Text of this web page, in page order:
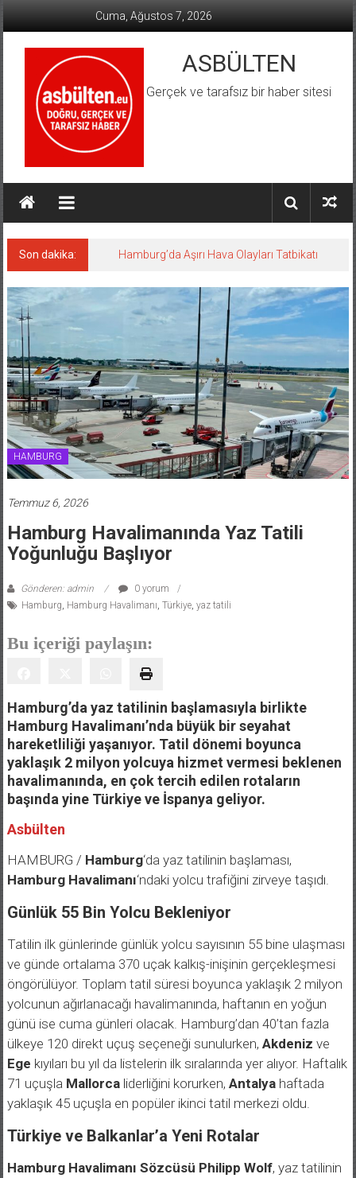
Cuma, Ağustos 7, 2026
ASBÜLTEN
Gerçek ve tarafsız bir haber sitesi
Son dakika: Hamburg’da Aşırı Hava Olayları Tatbikatı
HAMBURG
Temmuz 6, 2026
Hamburg Havalimanında Yaz Tatili
Yoğunluğu Başlıyor
Gönderen: admin
0 yorum
Hamburg Hamburg Havalimanı Türkiye, yaz tatili
Bu içeriği paylaşın:
Hamburg’da yaz tatilinin başlamasıyla birlikte
Hamburg Havalimanı’nda büyük bir seyahat
hareketliliği yaşanıyor. Tatil dönemi boyunca
yaklaşık 2 milyon yolcuya hizmet vermesi beklenen
havalimanında, en çok tercih edilen rotaların
başında yine Türkiye ve İspanya geliyor.
Asbülten
HAMBURG / Hamburg‘da yaz tatilinin başlaması,
Hamburg Havalimanı‘ndaki yolcu trafiğini zirveye taşıdı.
Günlük 55 Bin Yolcu Bekleniyor
Tatilin ilk günlerinde günlük yolcu sayısının 55 bine ulaşması
ve günde ortalama 370 uçak kalkış-inişinin gerçekleşmesi
öngörülüyor. Toplam tatil süresi boyunca yaklaşık 2 milyon
yolcunun ağırlanacağı havalimanında, haftanın en yoğun
günü ise cuma günleri olacak. Hamburg’dan 40’tan fazla
ülkeye 120 direkt uçuş seçeneği sunulurken, Akdeniz ve
Ege kıyıları bu yıl da listelerin ilk sıralarında yer alıyor. Haftalık
71 uçuşla Mallorcaliderliğini korurken, Antalya haftada
yaklaşık 45 uçuşla en popüler ikinci tatil merkezi oldu.
Türkiye ve Balkanlar’a Yeni Rotalar
Hamburg Havalimanı Sözcüsü Philipp Wolf, yaz tatilinin